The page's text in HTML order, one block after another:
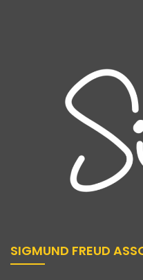
SIGMUND FREUD